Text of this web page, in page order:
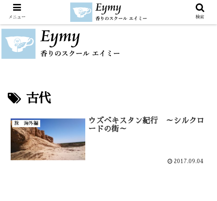
古代
旅 海外編
ウズベキスタン紀行 ～シルクロ
ードの街～
2017.09.04
メニュー 検索